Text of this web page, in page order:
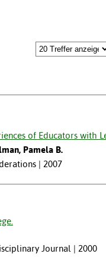
of Educators with
Pamela B.
| 2007
Journal | 2000